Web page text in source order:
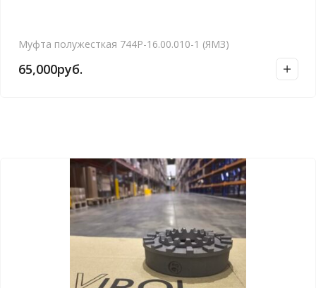
Муфта полужесткая 744Р-16.00.010-1 (ЯМЗ)
65,000руб.